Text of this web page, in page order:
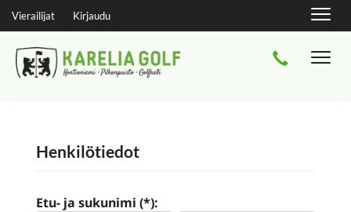
Vierailijat Kirjaudu
Henkilötiedot
Etu- ja sukunimi (*):